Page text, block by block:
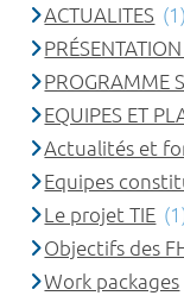
ACTUALITES (1)
PROGRAMME
EQUIPES ET
Actualités et
Equipes
Le projet TIE
Objectifs des
Work packages